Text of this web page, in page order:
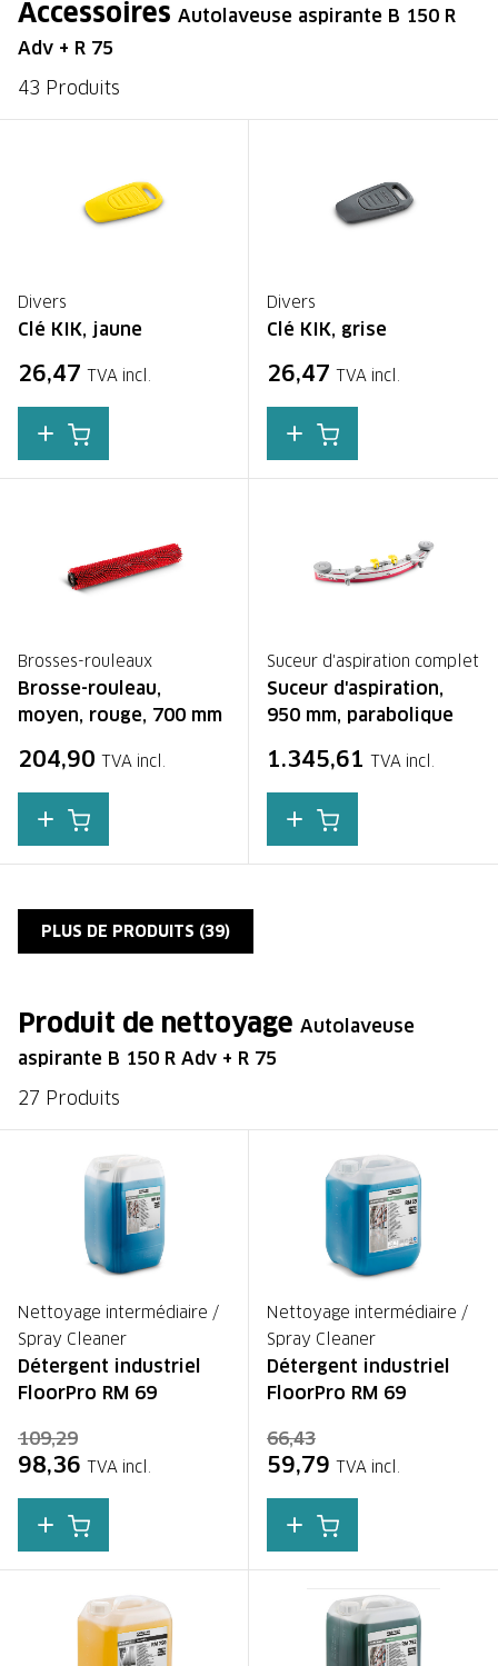
Accessoires Autolaveuse aspirante B 150 R
Adv + R 75
43 Produits
Divers
Clé KIK, jaune
26,47 TVA incl.
Divers
Clé KIK, grise
26,47 TVA incl.
Brosses-rouleaux
Brosse-rouleau,
moyen, rouge, 700 mm
204,90 TVA incl.
Suceur d'aspiration complet
Suceur d'aspiration,
950 mm, parabolique
1.345,61 TVA incl.
PLUS DE PRODUITS (39)
Produit de nettoyage Autolaveuse
aspirante B 150 R Adv + R 75
27 Produits
Nettoyage intermédiaire /
Spray Cleaner
Détergent industriel
FloorPro RM 69
109,29
98,36 TVA incl.
Nettoyage intermédiaire /
Spray Cleaner
Détergent industriel
FloorPro RM 69
66,43
59,79 TVA incl.